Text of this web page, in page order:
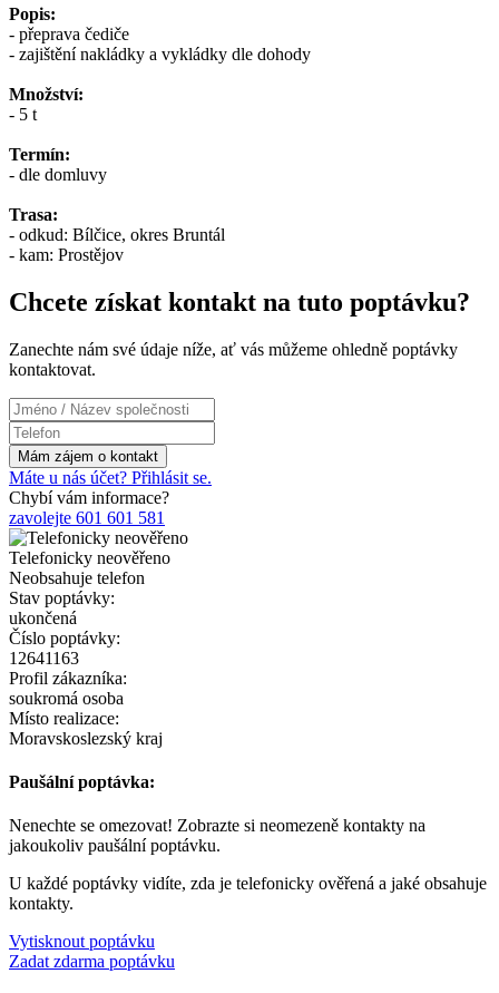
Popis:
- přeprava čediče
- zajištění nakládky a vykládky dle dohody
Množství:
- 5 t
Termín:
- dle domluvy
Trasa:
- odkud: Bílčice, okres Bruntál
- kam: Prostějov
Chcete získat kontakt na tuto poptávku?
Zanechte nám své údaje níže, ať vás můžeme ohledně poptávky
kontaktovat.
Máte u nás účet? Přihlásit se.
Chybí vám informace?
zavolejte 601 601 581
Telefonicky neověřeno
Neobsahuje telefon
Stav poptávky:
ukončená
Číslo poptávky:
12641163
Profil zákazníka:
soukromá osoba
Místo realizace:
Moravskoslezský kraj
Paušální poptávka:
Nenechte se omezovat! Zobrazte si neomezeně kontakty na
jakoukoliv paušální poptávku.
U každé poptávky vidíte, zda je telefonicky ověřená a jaké obsahuje
kontakty.
Vytisknout poptávku
Zadat zdarma poptávku